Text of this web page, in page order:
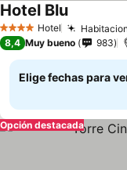
4 EstrellasHotel
Hotel Blu
8,4 Muy bueno 983
Elige fechas para
Opción destacada